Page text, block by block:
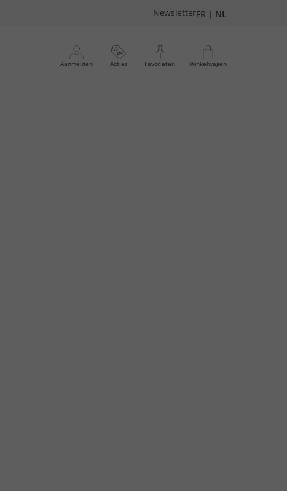
NewsletterFR | NL
Aanmelden Acties Favorieten Winkelwagen